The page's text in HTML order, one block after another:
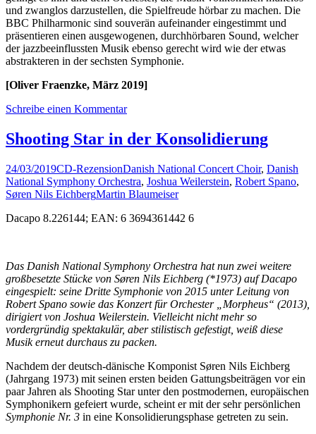
und zwanglos darzustellen, die Spielfreude hörbar zu machen. Die
BBC Philharmonic sind souverän aufeinander eingestimmt und
präsentieren einen ausgewogenen, durchhörbaren Sound, welcher
der jazzbeeinflussten Musik ebenso gerecht wird wie der etwas
abstrakteren in der sechsten Symphonie.
[Oliver Fraenzke, März 2019]
Schreibe einen Kommentar
Shooting Star in der Konsolidierung
24/03/2019CD-RezensionDanish National Concert Choir, Danish
National Symphony Orchestra, Joshua Weilerstein, Robert Spano,
Søren Nils EichbergMartin Blaumeiser
Dacapo 8.226144; EAN: 6 3694361442 6
Das Danish National Symphony Orchestra hat nun zwei weitere
großbesetzte Stücke von Søren Nils Eichberg (*1973) auf Dacapo
eingespielt: seine Dritte Symphonie von 2015 unter Leitung von
Robert Spano sowie das Konzert für Orchester „Morpheus“ (2013),
dirigiert von Joshua Weilerstein. Vielleicht nicht mehr so
vordergründig spektakulär, aber stilistisch gefestigt, weiß diese
Musik erneut durchaus zu packen.
Nachdem der deutsch-dänische Komponist Søren Nils Eichberg
(Jahrgang 1973) mit seinen ersten beiden Gattungsbeiträgen vor ein
paar Jahren als Shooting Star unter den postmodernen, europäischen
Symphonikern gefeiert wurde, scheint er mit der sehr persönlichen
Symphonie Nr. 3 in eine Konsolidierungsphase getreten zu sein.